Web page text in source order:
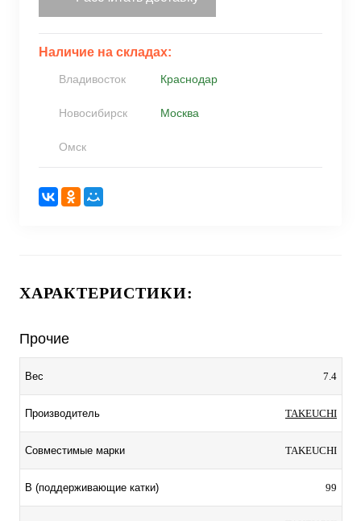
Наличие на складах:
Владивосток Краснодар
Новосибирск Москва
Омск
ХАРАКТЕРИСТИКИ:
Прочие
Вес 7.4
Производитель TAKEUCHI
Совместимые марки TAKEUCHI
B (поддерживающие катки) 99